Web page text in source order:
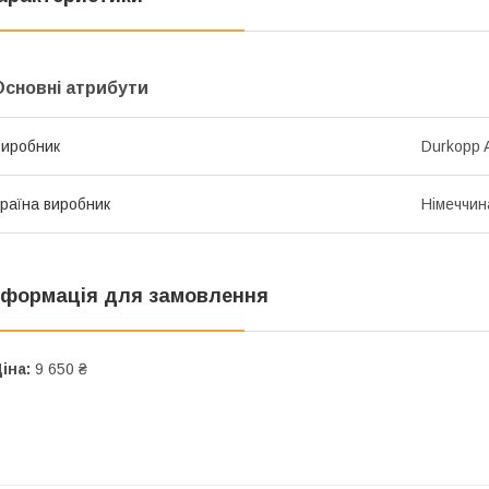
атрибути
Durkopp
виробник
для замовлення
9 650 ₴